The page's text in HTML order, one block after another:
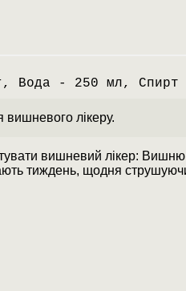
Вода - 250 мл, Спирт
вишневого лікеру.
вишневий лікер: Вишню
тиждень, щодня